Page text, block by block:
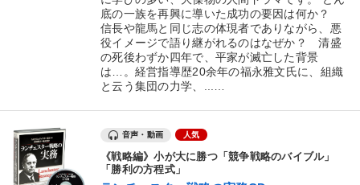
底の一族を再興に導いた成功の要因は何か？
信長や龍馬と同じ志の体現者でありながら、悪
役イメージで語り継がれるのはなぜか？ 清盛
の死後わずか四年で、平家が滅亡した背景
は…。経営指導歴20余年の福永雅文氏に、組織
と云う集団の力学、...…
音声・動画 人気
《戦略編》小が大に勝つ「競争戦略のバイブル」
「勝利の方程式」